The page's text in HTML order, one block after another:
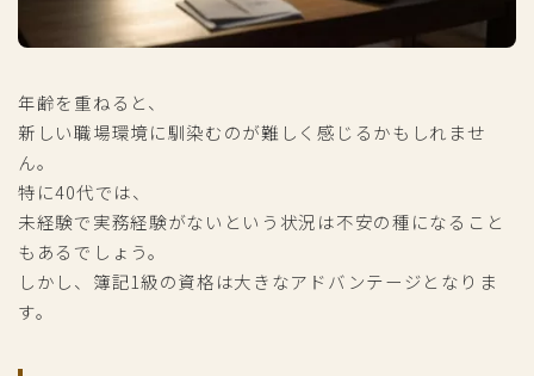
年齢を重ねると、
新しい職場環境に馴染むのが難しく感じるかもしれませ
ん。
特に40代では、
未経験で実務経験がないという状況は不安の種になること
もあるでしょう。
しかし、簿記1級の資格は大きなアドバンテージとなりま
す。